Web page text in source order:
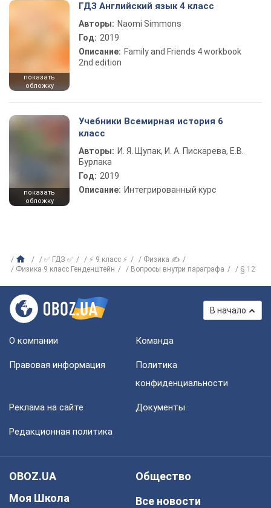
показать
обложку
ГДЗ Английский язык 4 класс
Авторы: Naomi Simmons
Год: 2019
Описание: Family and Friends 4 workbook
2nd edition
показать
обложку
Учебники Всемирная история 6
класс
Авторы: И. Я. Щупак, И. А. Пискарева, Е.В.
Бурлака
Год: 2019
Описание: Интегрированный курс
✅ ГДЗ ✅ ⚡ 9 класс ⚡
Физика ✍
Физика 9 класс Генденштейн
Вопросы внутри параграфа § 12
В начало
О компании Команда
Правовая информация
Политика
конфиденциальности
Реклама на сайте Документы
Редакционная политика
OBOZ.UA
Моя Школа
Общество
Все новости